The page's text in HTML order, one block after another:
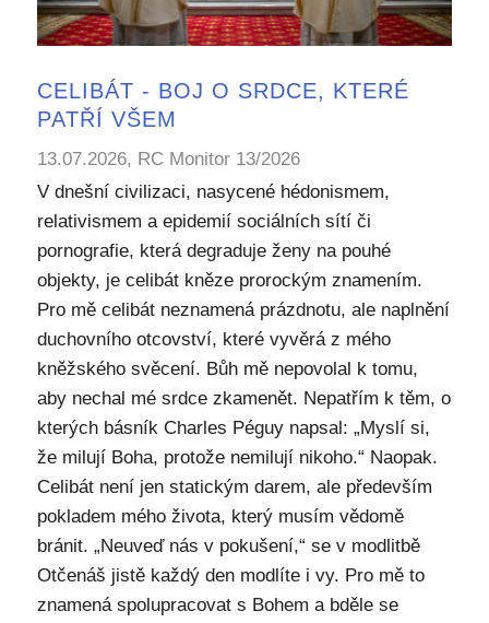
CELIBÁT - BOJ O SRDCE, KTERÉ
PATŘÍ VŠEM
13.07.2026, RC Monitor 13/2026
V dnešní civilizaci, nasycené hédonismem,
relativismem a epidemií sociálních sítí či
pornografie, která degraduje ženy na pouhé
objekty, je celibát kněze prorockým znamením.
Pro mě celibát neznamená prázdnotu, ale naplnění
duchovního otcovství, které vyvěrá z mého
kněžského svěcení. Bůh mě nepovolal k tomu,
aby nechal mé srdce zkamenět. Nepatřím k těm, o
kterých básník Charles Péguy napsal: „Myslí si,
že milují Boha, protože nemilují nikoho.“ Naopak.
Celibát není jen statickým darem, ale především
pokladem mého života, který musím vědomě
bránit. „Neuveď nás v pokušení,“ se v modlitbě
Otčenáš jistě každý den modlíte i vy. Pro mě to
znamená spolupracovat s Bohem a bděle se